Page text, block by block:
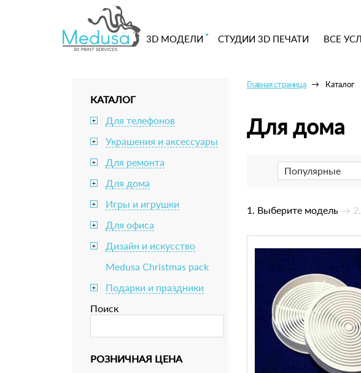
3D МОДЕЛИ СТУДИИ 3D ПЕЧАТИ ВСЕ
КАТАЛОГ
+ Для телефонов
+ Украшения и аксессуары
+ Для ремонта
+ Для дома
+ Игры и игрушки
+ Для офиса
+
Дизайн и искусство
Medusa Christmas pack
+
Подарки и праздники
Поиск
РОЗНИЧНАЯ ЦЕНА
Главная страница Каталог
Для дома
Популярные
1. Выберите модель → 2.